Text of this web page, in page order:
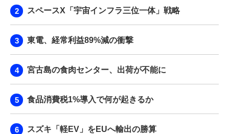
BPaaS JOURNAL
スペースX「宇宙インフラ三位一体」戦略
東電、経常利益89%減の衝撃
宮古島の食肉センター、出荷が不能に
食品消費税1%導入で何が起きるか
スズキ「軽EV」をEUへ輸出の勝算